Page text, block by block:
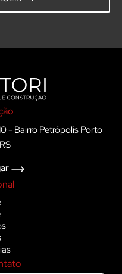
- Bairro Petrópolis Porto